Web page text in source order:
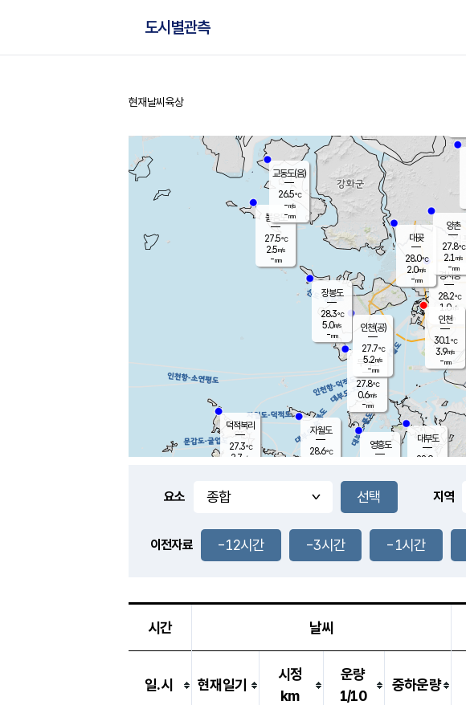
도시별관측
홈
현재날씨 육상
풍도
1.6m/s
무의도
27.8℃
0.6m/s
-mm
영흥도
볼음도
27.5℃
2.5m/s
-mm
자월도
28.6℃
장봉도
28.3℃
5.0m/s
-mm
대부도
28.9
-
경서동
28.2℃
1.0m/s
-mm
대곶
28.0℃
2.0m/s
-mm
양촌
27.8℃
2.1 m/s
-mm
덕적북리
27.3℃
2.7 m/s
인천(공)
27.7℃
5.2m/s
-mm
교동도(음)
26.5℃
-m/s
-mm
인천
30.1℃
3.9m/s
-mm
요소 지역
이전자료 -12시간 -3시간 -1시간
시간 날씨
일.시 현재일기
시정
km
운량
1/10
중하운량